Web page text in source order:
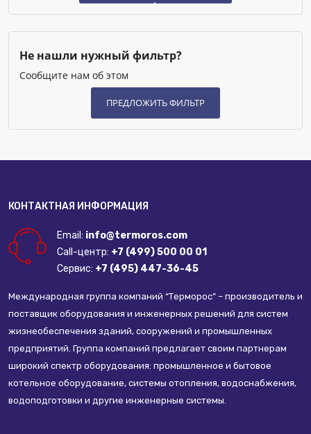
Не нашли нужный фильтр?
Сообщите нам об этом
КОНТАКТНАЯ ИНФОРМАЦИЯ
Email: info@termoros.com
Call-центр: +7 (499) 500 00 01
Сервис: +7 (495) 447-36-45
Международная группа компаний “Терморос” – производитель и
поставщик оборудования и инженерных решений для систем
жизнеобеспечения зданий, сооружений и промышленных
предприятий. Группа компаний предлагает своим партнерам
широкий спектр оборудования: промышленное и бытовое
котельное оборудование, системы отопления, водоснабжения,
водоподготовки и другие инженерные системы.